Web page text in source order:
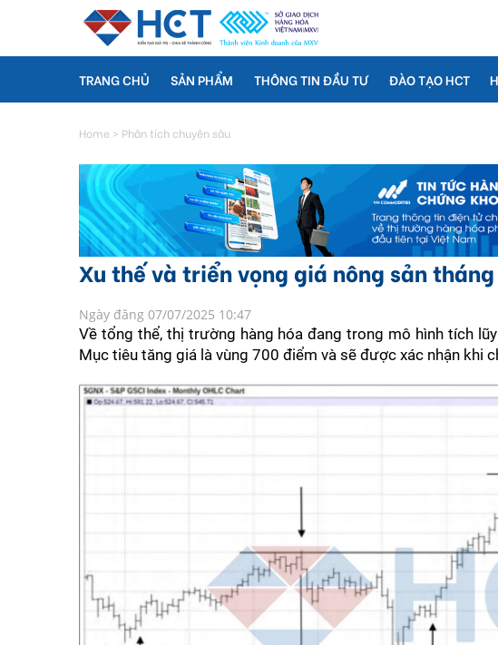
TRANG CHỦ SẢN PHẨM THÔNG TIN ĐẦU TƯ ĐÀO TẠO HCT
Home > Phân tích chuyên sâu
Xu thế và triển vọng giá nông sản
Ngày đăng 07/07/2025 10:47
Về tổng thể, thị trường hàng hóa đang trong mô hình tích
Mục tiêu tăng giá là vùng 700 điểm và sẽ được xác nhận khi